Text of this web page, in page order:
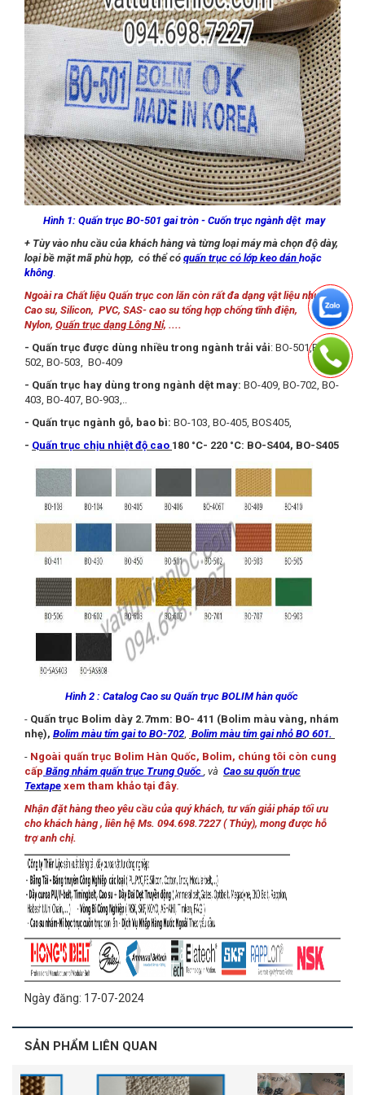
Hình 1: Quấn trục BO-501 gai tròn - Cuốn trục ngành dệt may
+ Tùy vào nhu cầu của khách hàng và từng loại máy mà chọn độ dày,
loại bề mặt mã phù hợp, có thể có quấn trục có lớp keo dán hoặc
không.
Ngoài ra Chất liệu Quấn trục con lăn còn rất đa dạng vật liệu như :
Cao su, Silicon, PVC, SAS- cao su tổng hợp chống tĩnh điện,
Nylon, Quấn trục dạng Lông Nỉ, ....
- Quấn trục được dùng nhiều trong ngành trải vải: BO-501,BO-
502, BO-503, BO-409
- Quấn trục hay dùng trong ngành dệt may: BO-409, BO-702, BO-
403, BO-407, BO-903,..
- Quấn trục ngành gỗ, bao bì: BO-103, BO-405, BOS405,
- Quấn trục chịu nhiệt độ cao 180 °C- 220 °C: BO-S404, BO-S405
Hình 2 : Catalog Cao su Quấn trục BOLIM hàn quốc
- Quấn trục Bolim dày 2.7mm: BO- 411 (Bolim màu vàng, nhám
nhẹ), Bolim màu tím gai to BO-702, Bolim màu tím gai nhỏ BO 601.
- Ngoài quấn trục Bolim Hàn Quốc, Bolim, chúng tôi còn cung
cấp Băng nhám quấn trục Trung Quốc , và Cao su quốn trục
Textape xem tham khảo tại đây.
Nhận đặt hàng theo yêu cầu của quý khách, tư vấn giải pháp tối ưu
cho khách hàng , liên hệ Ms. 094.698.7227 ( Thúy), mong được hỗ
trợ anh chị.
Ngày đăng: 17-07-2024
SẢN PHẨM LIÊN QUAN